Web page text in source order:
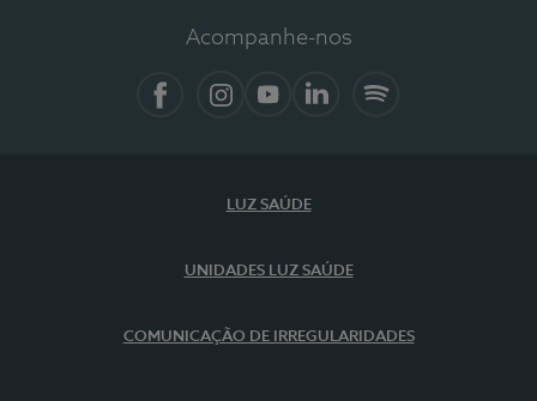
Acompanhe-nos
LUZ SAÚDE
UNIDADES LUZ SAÚDE
COMUNICAÇÃO DE IRREGULARIDADES